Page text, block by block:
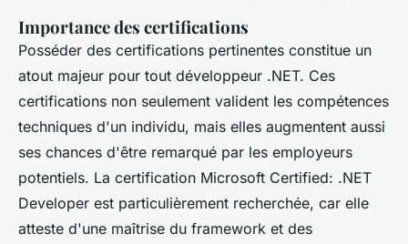
Importance des certifications
Posséder des certifications pertinentes constitue un
atout majeur pour tout développeur .NET. Ces
certifications non seulement valident les compétences
techniques d'un individu, mais elles augmentent aussi
ses chances d'être remarqué par les employeurs
potentiels. La certification Microsoft Certified: .NET
Developer est particulièrement recherchée, car elle
atteste d'une maîtrise du framework et des